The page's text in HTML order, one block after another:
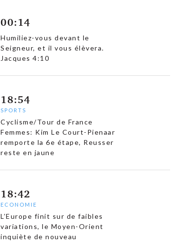
00:14
Humiliez-vous devant le
Seigneur, et il vous élèvera.
Jacques 4:10
18:54
SPORTS
Cyclisme/Tour de France
Femmes: Kim Le Court-Pienaar
remporte la 6e étape, Reusser
reste en jaune
18:42
ECONOMIE
L’Europe finit sur de faibles
variations, le Moyen-Orient
inquiète de nouveau